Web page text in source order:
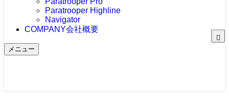
Paratrooper Highline
Navigator
COMPANY会社概要
メニュー